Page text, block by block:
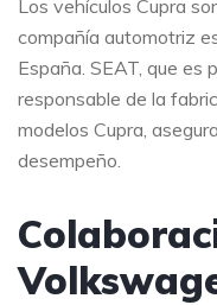
Los vehículos Cupra
compañía automotriz
España. SEAT, que es
responsable de la
modelos Cupra,
desempeño.